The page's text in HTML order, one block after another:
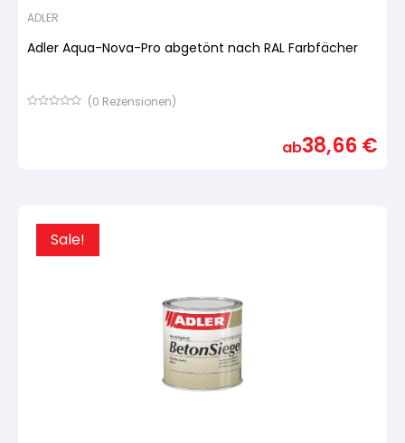
ADLER
Adler Aqua-Nova-Pro abgetönt nach RAL Farbfächer
(0 Rezensionen)
ab38,66€
Sale!